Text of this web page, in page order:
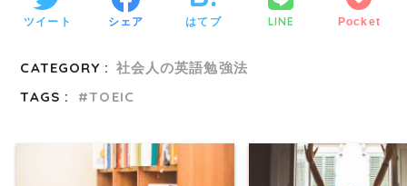
ツイート シェア はてブ LINE Pocket
CATEGORY : 社会人の英語勉強法
TAGS :
TOEIC